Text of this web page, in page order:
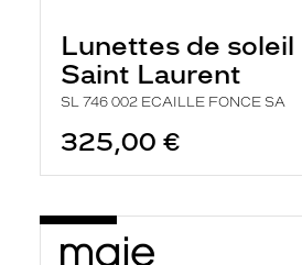
Lunettes de soleil
Saint Laurent
SL 746 002 ECAILLE FONCE SA
325,00 €